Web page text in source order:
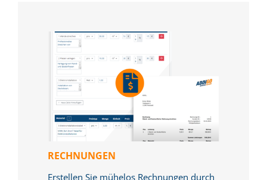
RECHNUNGEN
Erstellen Sie mühelos Rechnungen durch